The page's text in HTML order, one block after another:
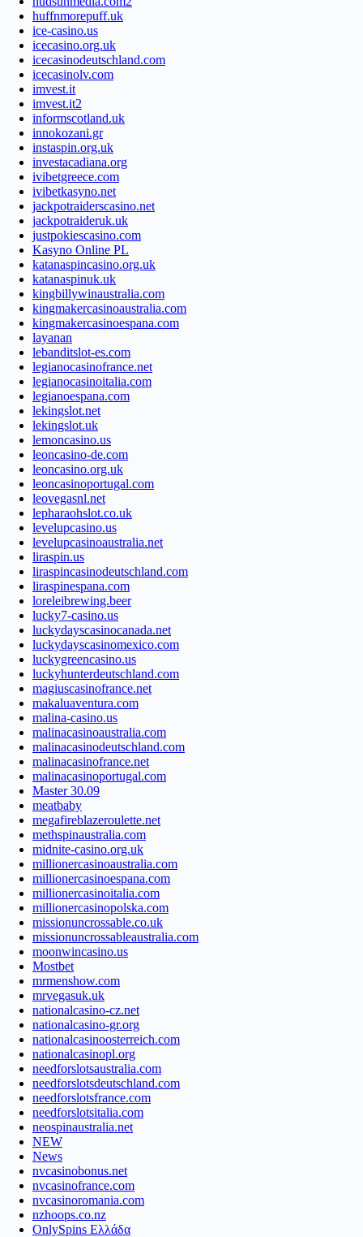
huffnmorepuff.uk
ice-casino.us
icecasino.org.uk
icecasinodeutschland.com
icecasinolv.com
imvest.it
imvest.it2
informscotland.uk
innokozani.gr
instaspin.org.uk
investacadiana.org
ivibetgreece.com
ivibetkasyno.net
jackpotraiderscasino.net
jackpotraideruk.uk
justpokiescasino.com
Kasyno Online PL
katanaspincasino.org.uk
katanaspinuk.uk
kingbillywinaustralia.com
kingmakercasinoaustralia.com
kingmakercasinoespana.com
layanan
lebanditslot-es.com
legianocasinofrance.net
legianocasinoitalia.com
legianoespana.com
lekingslot.net
lekingslot.uk
lemoncasino.us
leoncasino-de.com
leoncasino.org.uk
leoncasinoportugal.com
leovegasnl.net
lepharaohslot.co.uk
levelupcasino.us
levelupcasinoaustralia.net
liraspin.us
liraspincasinodeutschland.com
liraspinespana.com
loreleibrewing.beer
lucky7-casino.us
luckydayscasinocanada.net
luckydayscasinomexico.com
luckygreencasino.us
luckyhunterdeutschland.com
magiuscasinofrance.net
makaluaventura.com
malina-casino.us
malinacasinoaustralia.com
malinacasinodeutschland.com
malinacasinofrance.net
malinacasinoportugal.com
Master 30.09
meatbaby
megafireblazeroulette.net
methspinaustralia.com
midnite-casino.org.uk
millionercasinoaustralia.com
millionercasinoespana.com
millionercasinoitalia.com
millionercasinopolska.com
missionuncrossable.co.uk
missionuncrossableaustralia.com
moonwincasino.us
Mostbet
mrmenshow.com
mrvegasuk.uk
nationalcasino-cz.net
nationalcasino-gr.org
nationalcasinoosterreich.com
nationalcasinopl.org
needforslotsaustralia.com
needforslotsdeutschland.com
needforslotsfrance.com
needforslotsitalia.com
neospinaustralia.net
NEW
News
nvcasinobonus.net
nvcasinofrance.com
nvcasinoromania.com
nzhoops.co.nz
OnlySpins Ελλάδα